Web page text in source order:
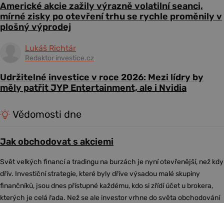
Americké akcie zažily výrazně volatilní seanci,
mírné zisky po otevření trhu se rychle proměnily v
plošný výprodej
Lukáš Richtár
Redaktor investice.cz
Udržitelné investice v roce 2026: Mezi lídry by
měly patřit JYP Entertainment, ale i Nvidia
Vědomosti dne
Jak obchodovat s akciemi
Svět velkých financí a tradingu na burzách je nyní otevřenější, než kdy
dřív. Investiční strategie, které byly dříve výsadou malé skupiny
finančníků, jsou dnes přístupné každému, kdo si zřídí účet u brokera,
kterých je celá řada. Než se ale investor vrhne do světa obchodování